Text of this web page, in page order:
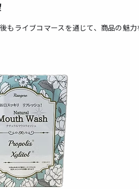
もライブコマースを通じて、商品の魅